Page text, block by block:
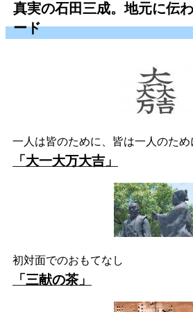
真実の石田三成。地元に伝
ード
一人は皆のために、皆は一人のため
「大一大万大吉」
初対面でのおもてなし
「三献の茶」